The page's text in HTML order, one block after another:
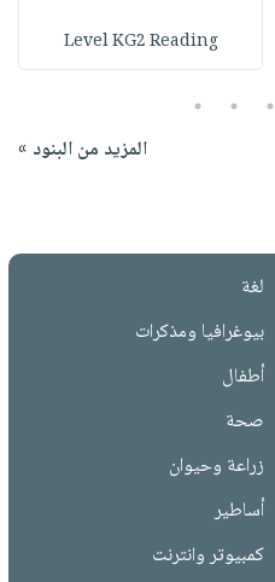
Level KG2 Reading
3
4
5
المزيد من البنود »
لغة
بيوغرافيا ومذكرات
أطفال
صحة
زراعة وحيوان
أساطير
كمبيوتر وانترنت